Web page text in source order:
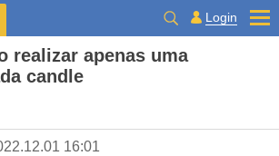
Login
realizar apenas uma
candle
16:01